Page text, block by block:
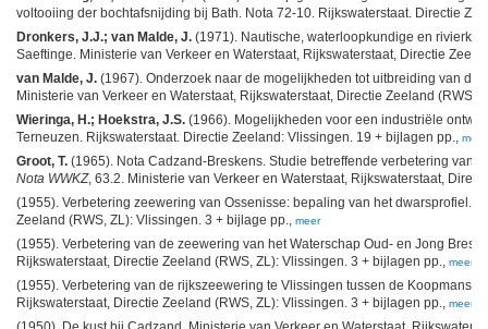
voltooiing der bochtafsnijding bij Bath. Nota 72-10. Rijkswaterstaat. Directie
Dronkers, J.J.; van Malde, J. (1971). Nautische, waterloopkundige en
Saeftinge. Ministerie van Verkeer en Waterstaat, Rijkswaterstaat, Directie
van Malde, J. (1967). Onderzoek naar de mogelijkheden tot uitbreiding van
Ministerie van Verkeer en Waterstaat, Rijkswaterstaat, Directie Zeeland (RWS,
Wieringa, H.; Hoekstra, J.S. (1966). Mogelijkheden voor een industriële
Terneuzen. Rijkswaterstaat. Directie Zeeland: Vlissingen. 19 + bijlagen pp.,
meer
Groot, T. (1965). Nota Cadzand-Breskens. Studie betreffende verbetering van
Nota WWKZ, 63.2. Ministerie van Verkeer en Waterstaat, Rijkswaterstaat,
(1955). Verbetering zeewering van Ossenisse: bepaling van het dwarsprofiel.
Zeeland (RWS, ZL): Vlissingen. 3 + bijlage pp.,
meer
(1955). Verbetering van de zeewering van het Waterschap Oud- en Jong
Rijkswaterstaat, Directie Zeeland (RWS, ZL): Vlissingen. 3 + bijlagen pp.,
meer
(1955). Verbetering van de rijkszeewering te Vlissingen tussen de
Rijkswaterstaat, Directie Zeeland (RWS, ZL): Vlissingen. 3 + bijlagen pp.,
meer